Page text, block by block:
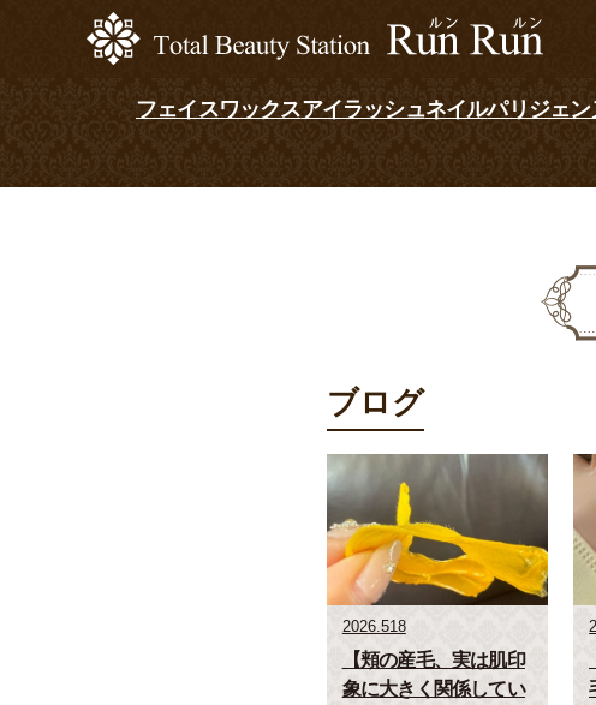
フェイスワックスアイラッシュネイルパリジェン
ブログ
2026.518
【頬の産毛、実は肌印
象に大きく関係してい